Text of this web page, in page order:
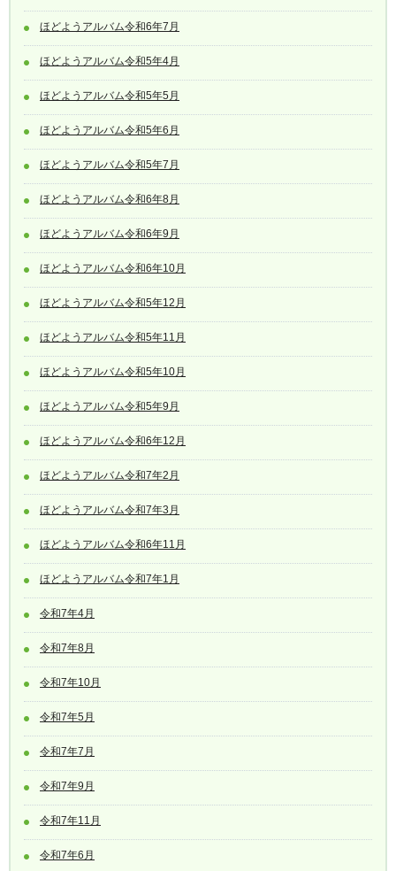
ほどようアルバム令和6年7月
ほどようアルバム令和5年4月
ほどようアルバム令和5年5月
ほどようアルバム令和5年6月
ほどようアルバム令和5年7月
ほどようアルバム令和6年8月
ほどようアルバム令和6年9月
ほどようアルバム令和6年10月
ほどようアルバム令和5年12月
ほどようアルバム令和5年11月
ほどようアルバム令和5年10月
ほどようアルバム令和5年9月
ほどようアルバム令和6年12月
ほどようアルバム令和7年2月
ほどようアルバム令和7年3月
ほどようアルバム令和6年11月
ほどようアルバム令和7年1月
令和7年4月
令和7年8月
令和7年10月
令和7年5月
令和7年7月
令和7年9月
令和7年11月
令和7年6月